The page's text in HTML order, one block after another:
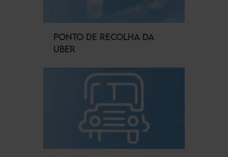
PONTO DE RECOLHA DA
UBER